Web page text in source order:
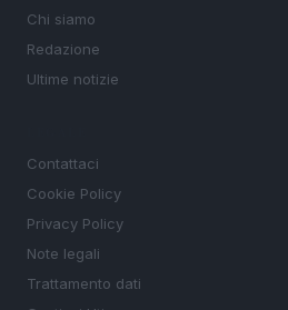
Chi siamo
Redazione
Ultime notizie
Contattaci
Cookie Policy
Privacy Policy
Note legali
Trattamento dati